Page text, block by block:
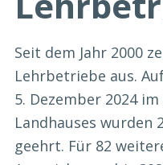
Seit dem Jahr 2000
Lehrbetriebe aus.
5. Dezember 2024
Landhauses wurden
geehrt. Für 82